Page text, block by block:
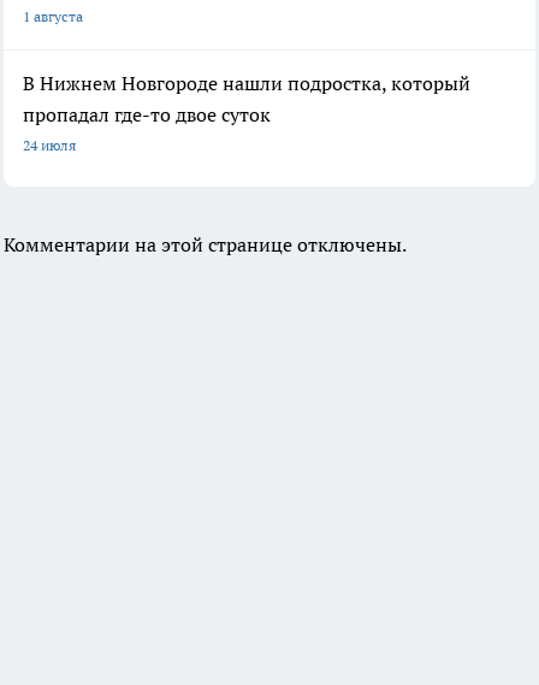
1 августа
В Нижнем Новгороде нашли подростка, который
пропадал где-то двое суток
24 июля
Комментарии на этой странице отключены.